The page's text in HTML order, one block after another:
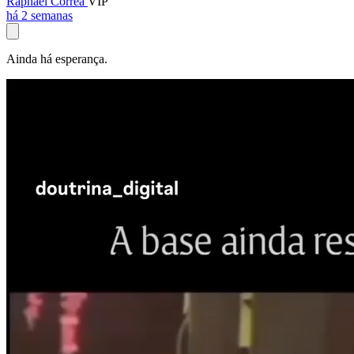
há 2 semanas
Ainda há esperança.